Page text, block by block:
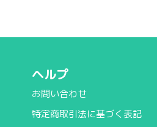
ヘルプ
お問い合わせ
特定商取引法に基づく表記